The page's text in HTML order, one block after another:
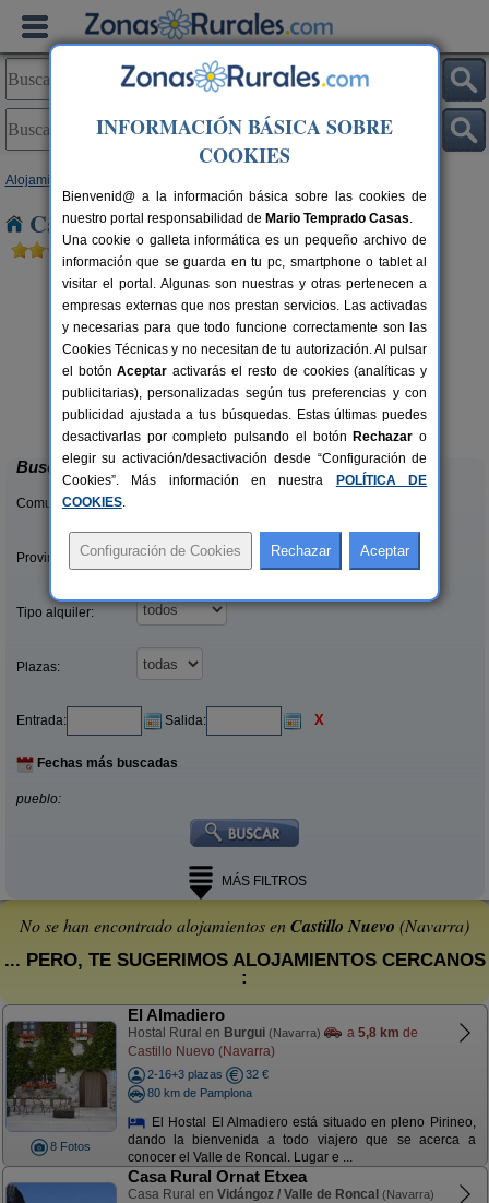
Alojamientos
Casas Rurales cerca de Castillo Nuevo
2-10+2 pers.
desde25 €
Casa Rural Casa Chino
Aibar (Navarra)
Buscar
Comunidades:
Provincias/Islas:
Tipo alquiler:
Plazas:
Entrada: Salida: X
Fechas más buscadas
pueblo:
MÁS FILTROS
No se han encontrado alojamientos enCastillo Nuevo (Navarra)
... PERO, TE SUGERIMOS ALOJAMIENTOS CERCANOS
:
8 Fotos
El Almadiero
Hostal Rural en Burgui (Navarra) a 5,8 km de
Castillo Nuevo (Navarra)
2-16+3 plazas
32 €
80 km de Pamplona
El Hostal El Almadiero está situado en pleno Pirineo,
dando la bienvenida a todo viajero que se acerca a
conocer el Valle de Roncal. Lugar e ...
Casa Rural Ornat Etxea
Casa Rural en Vidángoz / Valle de Roncal (Navarra)
INFORMACIÓN BÁSICA SOBRE
COOKIES
Bienvenid@ a la información básica sobre las cookies de
nuestro portal responsabilidad de Mario Temprado Casas.
Una cookie o galleta informática es un pequeño archivo de
información que se guarda en tu pc, smartphone o tablet al
visitar el portal. Algunas son nuestras y otras pertenecen a
empresas externas que nos prestan servicios. Las activadas
y necesarias para que todo funcione correctamente son las
Cookies Técnicas y no necesitan de tu autorización. Al pulsar
el botónAceptar activarás el resto de cookies (analíticas y
publicitarias), personalizadas según tus preferencias y con
publicidad ajustada a tus búsquedas. Estas últimas puedes
desactivarlas por completo pulsando el botón Rechazar o
elegir su activación/desactivación desde “Configuración de
Cookies”. Más información en nuestra
POLÍTICA DE
COOKIES.